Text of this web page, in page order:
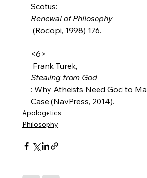
Scotus:
Renewal of Philosophy
(Rodopi, 1998) 176.
<6>
Frank Turek,
Stealing from God
: Why Atheists Need God to
Case (NavPress, 2014).
Apologetics
Philosophy